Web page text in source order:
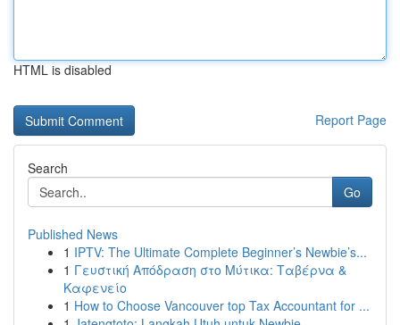
HTML is disabled
Report Page
Search
Go
Published News
1 IPTV: The Ultimate Complete Beginner’s Newbie’s...
1 Γευστική Απόδραση στο Μύτικα: Ταβέρνα &
Καφενείο
1 How to Choose Vancouver top Tax Accountant for ...